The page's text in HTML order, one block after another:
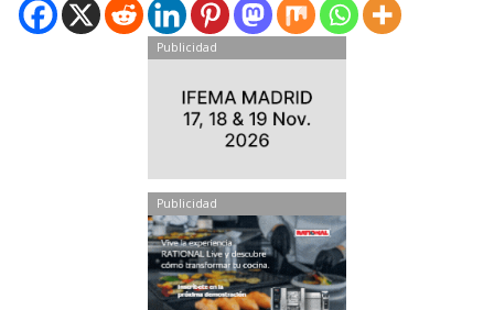
Publicidad
Publicidad